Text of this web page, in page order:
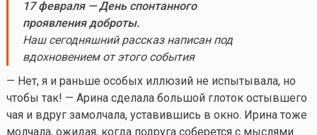
17 февраля — День спонтанного
проявления доброты.
Наш сегодняшний рассказ написан под
вдохновением от этого события
— Нет, я и раньше особых иллюзий не испытывала, но
чтобы так! — Арина сделала большой глоток остывшего
чая и вдруг замолчала, уставившись в окно. Ирина тоже
молчала, ожидая, когда подруга соберется с мыслями.